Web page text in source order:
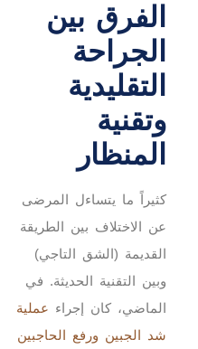
الفرق بين
الجراحة
التقليدية
وتقنية
المنظار
كثيراً ما يتساءل المرضى
عن الاختلاف بين الطريقة
القديمة (الشق التاجي)
وبين التقنية الحديثة. في
الماضي، كان إجراء عملية
شد الجبين ورفع الحاجبين